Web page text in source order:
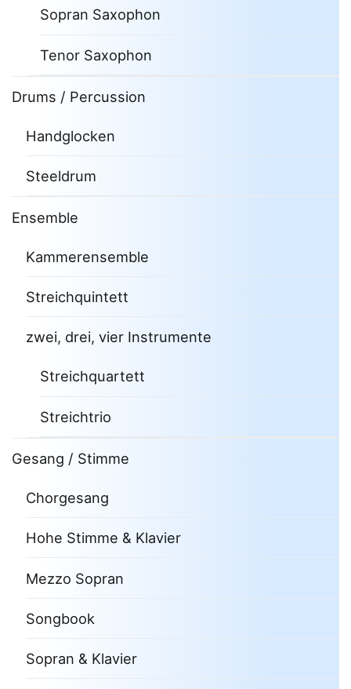
Sopran Saxophon
Tenor Saxophon
Drums / Percussion
Handglocken
Steeldrum
Ensemble
Kammerensemble
Streichquintett
zwei, drei, vier Instrumente
Streichquartett
Streichtrio
Gesang / Stimme
Chorgesang
Hohe Stimme & Klavier
Mezzo Sopran
Songbook
Sopran & Klavier